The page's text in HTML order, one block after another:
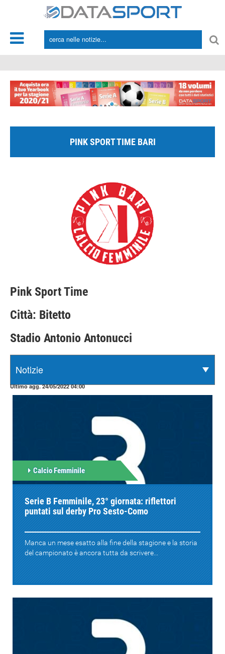
PINK SPORT TIME BARI
Pink Sport Time
Città: Bitetto
Stadio Antonio Antonucci
Ultimo agg. 24/05/2022 04:00
Calcio Femminile
Serie B Femminile, 23° giornata: riflettori
puntati sul derby Pro Sesto-Como
Manca un mese esatto alla fine della stagione e la storia
del campionato è ancora tutta da scrivere...